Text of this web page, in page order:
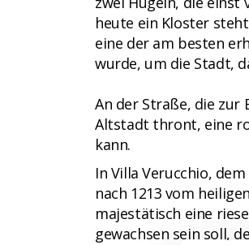
heute ein Kloster
eine der am besten
wurde, um die Stadt,
An der Straße, die zur
Altstadt thront, eine
kann.
In Villa Verucchio,
nach 1213 vom
majestätisch eine
gewachsen sein soll,